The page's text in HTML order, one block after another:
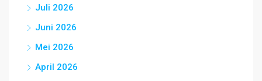
Juli 2026
Juni 2026
Mei 2026
April 2026